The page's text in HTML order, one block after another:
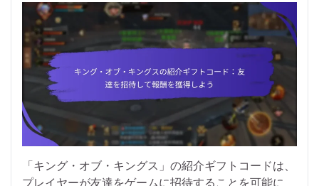
「キング・オブ・キングス」の紹介ギフトコードは、
プレイヤーが友達をゲームに招待することを可能に